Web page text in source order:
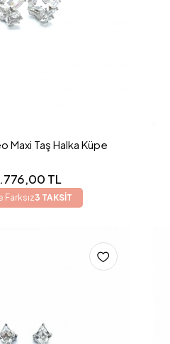
Maxi Taş Halka Küpe
TL
Farksız3 TAKSİT